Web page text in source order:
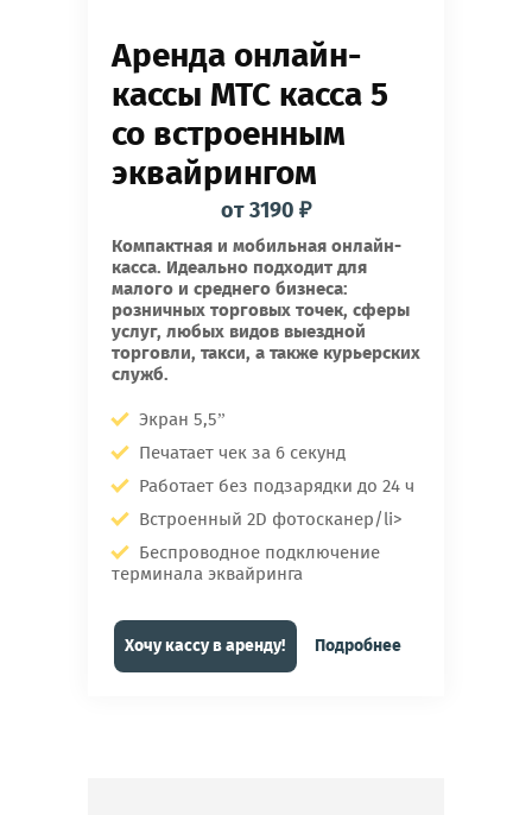
Аренда онлайн-
кассы МТС касса 5
со встроенным
эквайрингом
от 3190 ₽
Компактная и мобильная онлайн-
касса. Идеально подходит для
малого и среднего бизнеса:
розничных торговых точек, сферы
услуг, любых видов выездной
торговли, такси, а также курьерских
служб.
Экран 5,5”
Печатает чек за 6 секунд
Работает без подзарядки до 24 ч
Встроенный 2D фотосканер/li>
Беспроводное подключение
терминала эквайринга
Хочу кассу в аренду! Подробнее